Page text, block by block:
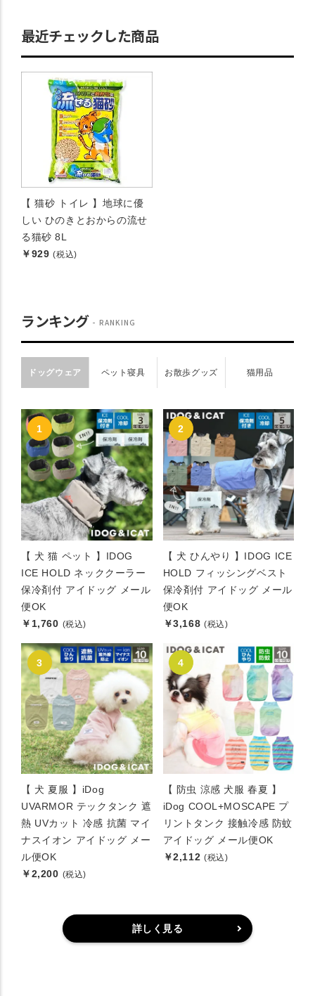
最近チェックした商品
【 猫砂 トイレ 】地球に優
しい ひのきとおからの流せ
る猫砂 8L
￥929 (税込)
ランキング RANKING
ドッグウェア ペット寝具 お散歩グッズ 猫用品
【 犬 猫 ペット 】IDOG
ICE HOLD ネッククーラー
保冷剤付 アイドッグ メール
便OK
￥1,760 (税込)
【 犬 ひんやり 】IDOG ICE
HOLD フィッシングベスト
保冷剤付 アイドッグ メール
便OK
￥3,168 (税込)
【 犬 夏服 】iDog
UVARMOR テックタンク 遮
熱 UVカット 冷感 抗菌 マイ
ナスイオン アイドッグ メー
ル便OK
￥2,200 (税込)
【 防虫 涼感 犬服 春夏 】
iDog COOL+MOSCAPE プ
リントタンク 接触冷感 防蚊
アイドッグ メール便OK
￥2,112 (税込)
詳しく見る